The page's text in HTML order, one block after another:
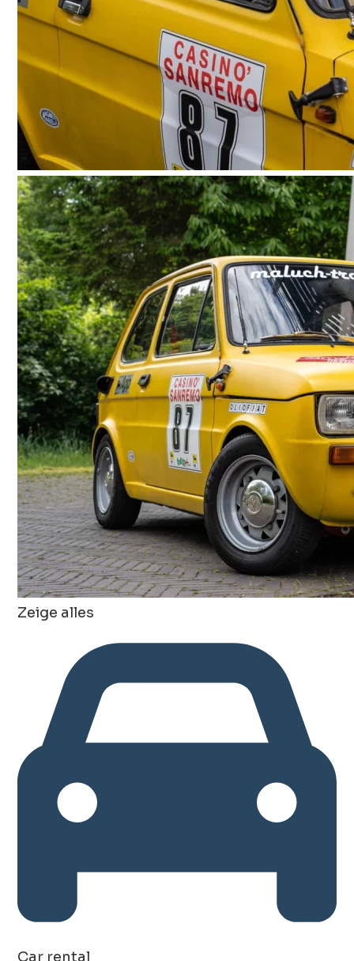
Zeige alles
Car rental